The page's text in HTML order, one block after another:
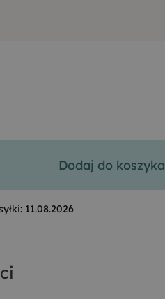
Dodaj do koszyka
11.08.2026